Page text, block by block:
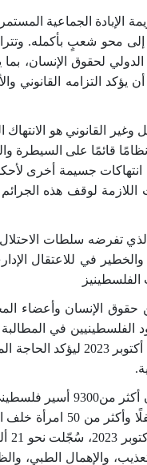
الإبادة الجماعية
محو شعبٍ بأكمله.
لحقوق الإنسان،
التزامه القانوني
وغير القانوني هو
قائمًا على السيطرة
انتهاكات جسيمة أخرى
لوقف هذه
تفرضه سلطات
في للاعتقال
حقوق الإنسان وأعضاء
في المطالبة
الحاد في أعداد المعتقلين، وحالات الإخفاء
.
أسير
وأكثر من 50
امرأة خلف
والإهمال الطبي،